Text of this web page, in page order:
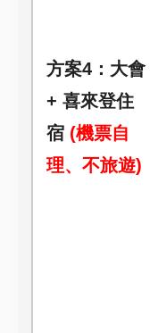
方案4：大會
+ 喜來登住
宿 (機票自
理、不旅遊)